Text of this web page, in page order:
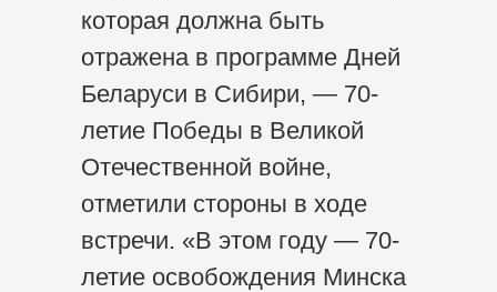
которая должна быть
отражена в программе Дней
Беларуси в Сибири, — 70-
летие Победы в Великой
Отечественной войне,
отметили стороны в ходе
встречи. «В этом году — 70-
летие освобождения Минска